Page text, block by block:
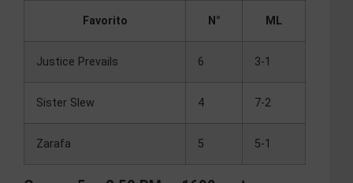
Favorito N° ML
Justice Prevails 6 3-1
Sister Slew 4 7-2
Zarafa 5 5-1